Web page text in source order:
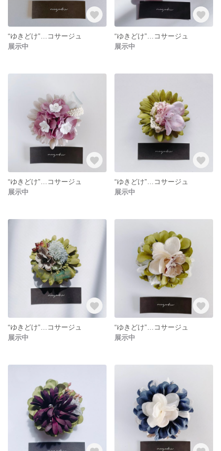
“ゆきどけ”…コサージュ
展示中
“ゆきどけ”…コサージュ
展示中
“ゆきどけ”…コサージュ
展示中
“ゆきどけ”…コサージュ
展示中
“ゆきどけ”…コサージュ
展示中
“ゆきどけ”…コサージュ
展示中